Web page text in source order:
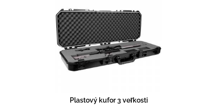
Plastový kufor 3 veľkosti